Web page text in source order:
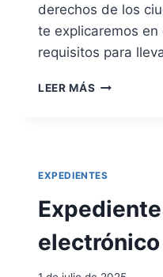
derechos de los
te explicaremos
requisitos para
LEER MÁS
C
I
N
EXPEDIENTES
electrónico